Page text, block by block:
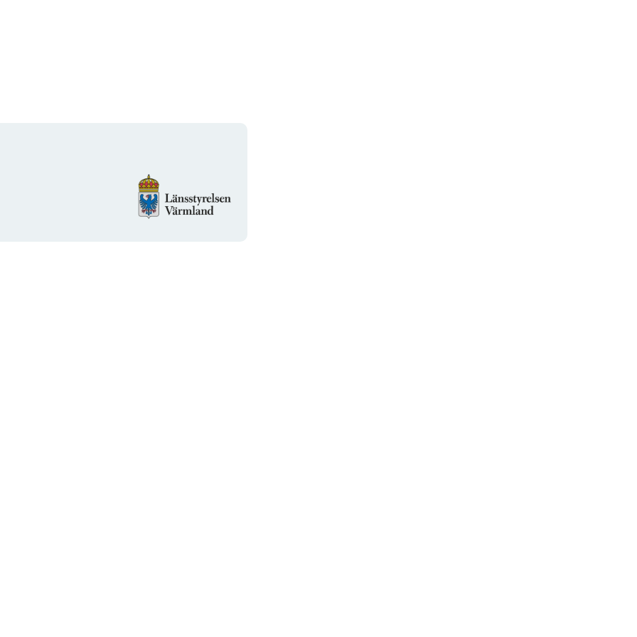
Organisasjonens
logotype